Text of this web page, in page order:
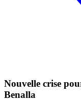
Nouvelle crise
Benalla